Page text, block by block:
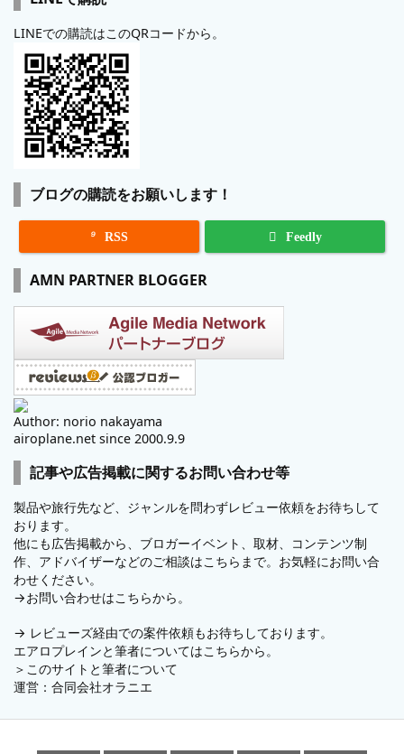
LINEでの購読はこのQRコードから。
ブログの購読をお願いします！
 RSS Feedly
AMN PARTNER BLOGGER
Author: norio nakayama
airoplane.net since 2000.9.9
記事や広告掲載に関するお問い合わせ等
製品や旅行先など、ジャンルを問わずレビュー依頼をお待ちして
おります。
他にも広告掲載から、ブロガーイベント、取材、コンテンツ制
作、アドバイザーなどのご相談はこちらまで。お気軽にお問い合
わせください。
→お問い合わせはこちらから。
→ レビューズ経由での案件依頼もお待ちしております。
エアロプレインと筆者についてはこちらから。
＞ このサイトと筆者について
運営： 合同会社オラニエ